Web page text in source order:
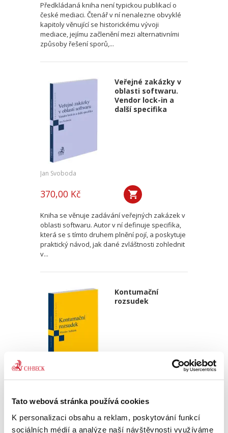
Tato webová stránka používá cookies
K personalizaci obsahu a reklam, poskytování funkcí
sociálních médií a analýze naší návštěvnosti využíváme
Předkládaná kniha není typickou publikací o
české mediaci. Čtenář v ní nenalezne obvyklé
kapitoly věnující se historickému vývoji
mediace, jejímu začlenění mezi alternativními
způsoby řešení sporů,...
Veřejné zakázky v
oblasti softwaru.
Vendor lock-in a
další specifika
Jan Svoboda
370,00 Kč
Kniha se věnuje zadávání veřejných zakázek v
oblasti softwaru. Autor v ní definuje specifika,
která se s tímto druhem plnění pojí, a poskytuje
praktický návod, jak dané zvláštnosti zohlednit
v...
Kontumační
rozsudek
470,00 Kč
Publikace podrobně zkoumá rozsudek pro